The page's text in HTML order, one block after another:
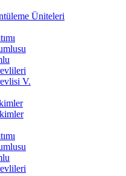
Üniteleri
V.